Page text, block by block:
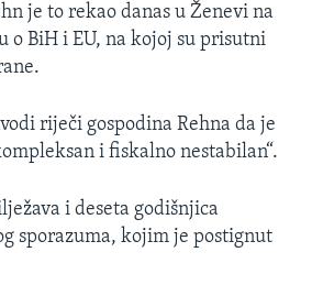
je to rekao danas u Ženevi na
o BiH i EU, na kojoj su prisutni
riječi gospodina Rehna da je
i fiskalno nestabilan“.
i deseta godišnjica
sporazuma, kojim je postignut